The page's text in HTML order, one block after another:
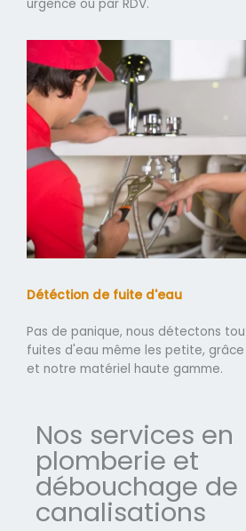
urgence ou par RDV.
Détéction de fuite d'eau
Pas de panique, nous détectons
fuites d'eau même les petite,
et notre matériel haute gamme.
Nos services en
plomberie et
débouchage de
canalisations